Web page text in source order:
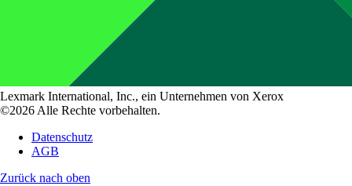
Lexmark International, Inc., ein Unternehmen von Xerox
©2026 Alle Rechte vorbehalten.
Datenschutz
AGB
Zurück nach oben